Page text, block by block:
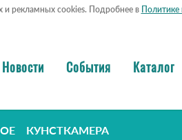
и рекламных cookies. Подробнее в
Новости События Каталог
КУНСТКАМЕРА